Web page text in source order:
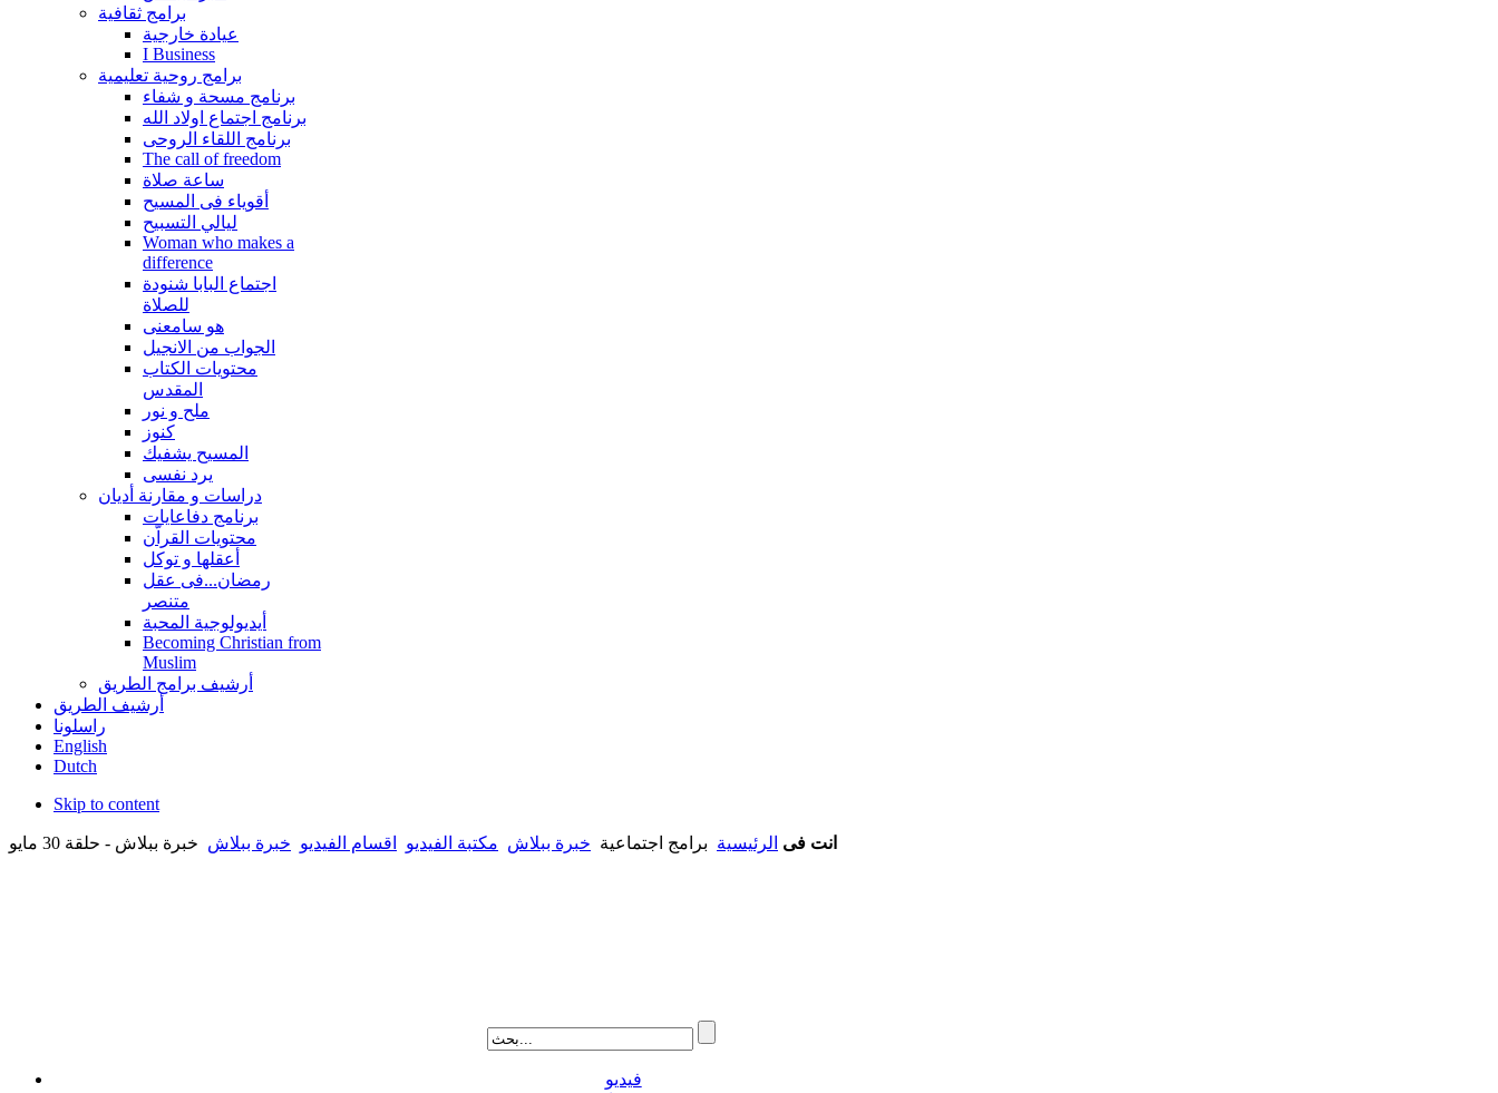
برامج ثقافية
عيادة خارجية
I Business
برامج روحية تعليمية
برنامج مسحة و شفاء
برنامج اجتماع اولاد الله
برنامج اللقاء الروحى
The call of freedom
ساعة صلاة
أقوياء فى المسيح
ليالي التسبيح
Woman who makes a
difference
اجتماع البابا شنودة
للصلاة
هو سامعنى
الجواب من الانجيل
محتويات الكتاب
المقدس
ملح و نور
كنوز
المسيح يشفيك
يرد نفسى
دراسات و مقارنة أديان
برنامج دفاعايات
محتويات القراّن
أعقلها و توكل
رمضان...فى عقل
متنصر
أيديولوجية المحبة
Becoming Christian from
Muslim
أرشيف برامج الطريق
أرشيف الطريق
راسلونا
English
Dutch
Skip to content
انت فى الرئيسية برامج اجتماعية خبرة ببلاش مكتبة الفيديو اقسام الفيديو خبرة ببلاش خبرة ببلاش - حلقة 30 مايو
فيديو